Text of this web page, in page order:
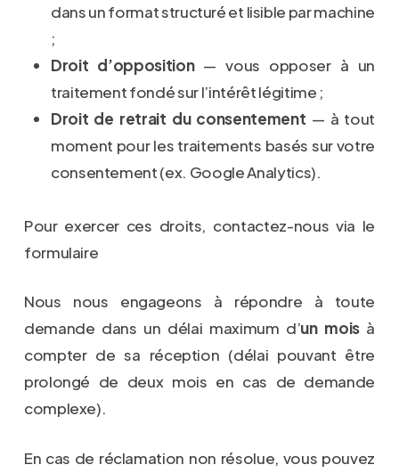
dans un format structuré et lisible par machine
;
Droit d’opposition— vous opposer à un
traitement fondé sur l’intérêt légitime ;
Droit de retrait du consentement — à tout
moment pour les traitements basés sur votre
consentement (ex. Google Analytics).
Pour exercer ces droits, contactez-nous via le
formulaire
Nous nous engageons à répondre à toute
demande dans un délai maximum d’un moisà
compter de sa réception (délai pouvant être
prolongé de deux mois en cas de demande
complexe).
En cas de réclamation non résolue, vous pouvez